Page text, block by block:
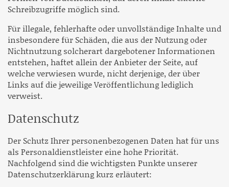
Schreibzugriffe möglich sind.
Für illegale, fehlerhafte oder unvollständige Inhalte und
insbesondere für Schäden, die aus der Nutzung oder
Nichtnutzung solcherart dargebotener Informationen
entstehen, haftet allein der Anbieter der Seite, auf
welche verwiesen wurde, nicht derjenige, der über
Links auf die jeweilige Veröffentlichung lediglich
verweist.
Datenschutz
Der Schutz Ihrer personenbezogenen Daten hat für uns
als Personaldienstleister eine hohe Priorität.
Nachfolgend sind die wichtigsten Punkte unserer
Datenschutzerklärung kurz erläutert: